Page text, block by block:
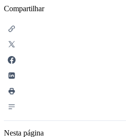
Compartilhar
Nesta página